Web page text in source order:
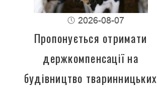
2026-08-07
Пропонується отримати
держкомпенсації на
будівництво тваринницьких